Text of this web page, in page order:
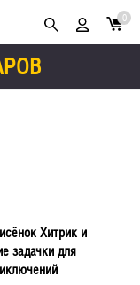
0
Хитрик и
задачки для